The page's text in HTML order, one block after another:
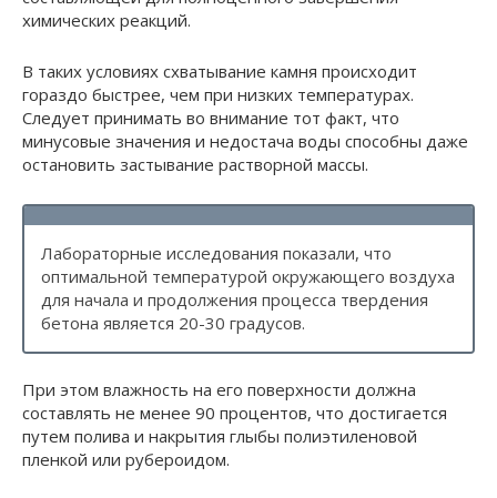
химических реакций.
В таких условиях схватывание камня происходит
гораздо быстрее, чем при низких температурах.
Следует принимать во внимание тот факт, что
минусовые значения и недостача воды способны даже
остановить застывание растворной массы.
Лабораторные исследования показали, что
оптимальной температурой окружающего воздуха
для начала и продолжения процесса твердения
бетона является 20-30 градусов.
При этом влажность на его поверхности должна
составлять не менее 90 процентов, что достигается
путем полива и накрытия глыбы полиэтиленовой
пленкой или рубероидом.